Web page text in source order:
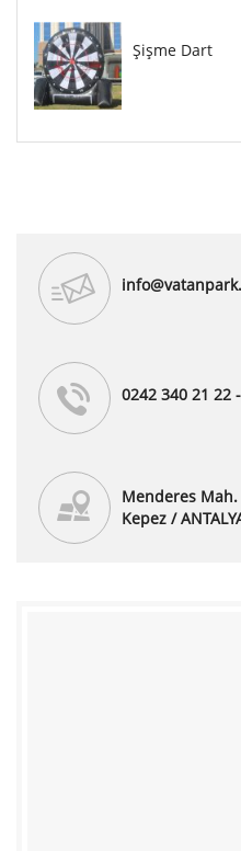
Şişme Dart
0242 340 21 22
Menderes Mah.
Kepez /